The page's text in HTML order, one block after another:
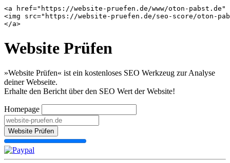
<a href="https://website-pruefen.de/www/oton-
<img src="https://website-pruefen.de/seo-score/oton-
Website Prüfen
»Website Prüfen« ist ein kostenloses SEO Werkzeug zur Analyse
deiner Webseite.
Erhalte den Bericht über den SEO Wert der Website!
Homepage
Website Prüfen